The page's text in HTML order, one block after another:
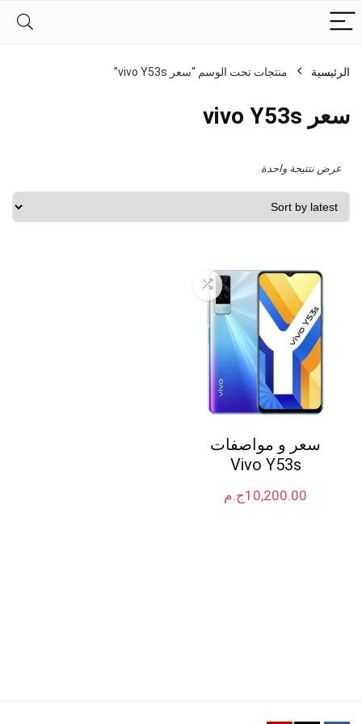
الرئيسية منتجات تحت الوسم “سعر vivo Y53s”
سعر vivo Y53s
عرض نتتيجة واحدة
سعر و مواصفات
Vivo Y53s
ج.م10,200.00